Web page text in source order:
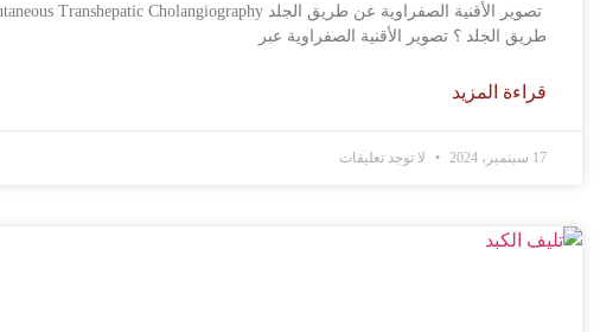
طريق الجلد ؟ تصوير الأقنية الصفراوية عبر
قراءة المزيد
17 سبتمبر، 2024 لا توجد تعليقات